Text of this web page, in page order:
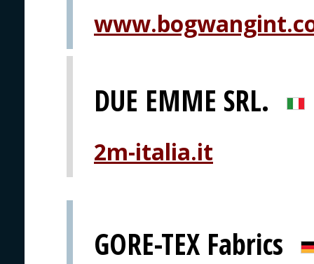
DUE EMME SRL.
2m-italia.it
GORE-TEX Fabrics